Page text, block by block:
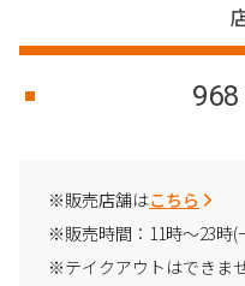
968
※販売店舗はこちら
※販売時間：11時～23時(
※テイクアウトはできませ